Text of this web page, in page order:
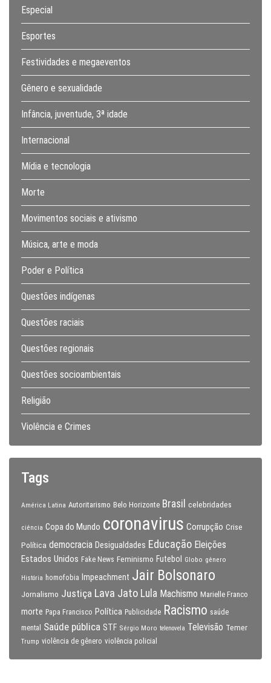
Especial
Esportes
Festividades e megaeventos
Gênero e sexualidade
Infância, juventude, 3ª idade
Internacional
Mídia e tecnologia
Morte
Movimentos sociais e ativismo
Música, arte e moda
Poder e Política
Questões indígenas
Questões raciais
Questões regionais
Questões socioambientais
Religião
Violência e Crimes
Tags
América Latina Autoritarismo Belo Horizonte Brasil celebridades
ciência Copa do Mundo coronavirus Corrupção Crise
Política democracia Desigualdades Educação Eleições
Estados Unidos Fake News Feminismo Futebol Globo gênero
História homofobia Impeachment Jair Bolsonaro
Jornalismo Justiça Lava Jato Lula Machismo Marielle Franco
morte Papa Francisco Política Publicidade Racismo saúde
mental
Saúde pública STF Sérgio Moro telenovela Televisão Temer
Trump violência de gênero violência policial